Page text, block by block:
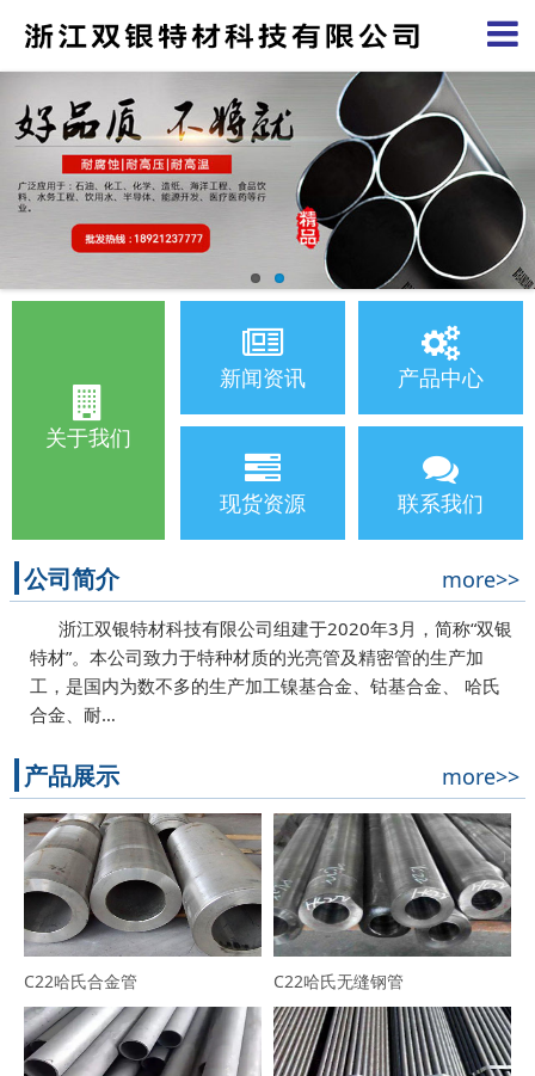
关于我们
新闻资讯 产品中心
现货资源 联系我们
公司简介 more>>
浙江双银特材科技有限公司组建于2020年3月，简称“双银
特材”。本公司致力于特种材质的光亮管及精密管的生产加
工，是国内为数不多的生产加工镍基合金、钴基合金、 哈氏
合金、耐…
产品展示 more>>
C22哈氏合金管 C22哈氏无缝钢管